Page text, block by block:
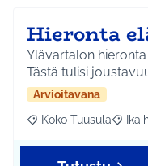
Hieronta
Ylävartalon
Tästä tulisi
Arvioitavana
Rajaa tulokset
Koko Tuusula Rajaa